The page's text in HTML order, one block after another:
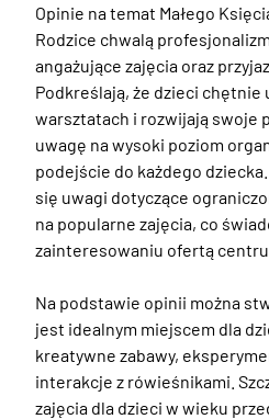
Opinie na temat Małego
Rodzice chwalą
angażujące zajęcia oraz
Podkreślają, że dzieci chętnie
warsztatach i rozwijają swoje
uwagę na wysoki poziom
podejście do każdego
się uwagi dotyczące
na popularne zajęcia, co
zainteresowaniu ofertą
Na podstawie opinii można
jest idealnym miejscem dla
kreatywne zabawy,
interakcje z rówieśnikami.
zajęcia dla dzieci w wieku